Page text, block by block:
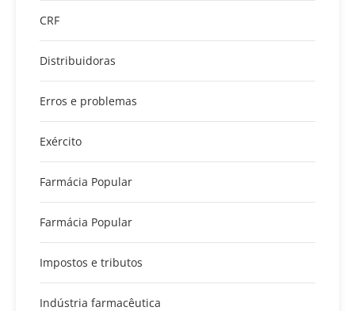
CRF
Distribuidoras
Erros e problemas
Exército
Farmácia Popular
Farmácia Popular
Impostos e tributos
Indústria farmacêutica